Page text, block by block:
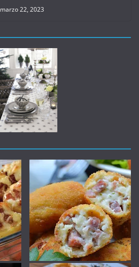
marzo 22, 2023